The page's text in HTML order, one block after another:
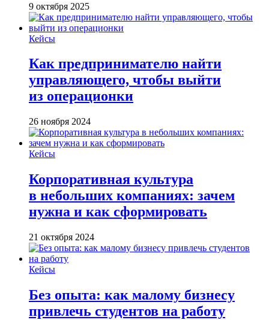
9 октября 2025
Кейсы
Как предпринимателю найти
управляющего, чтобы выйти
из операционки
26 ноября 2024
Кейсы
Корпоративная культура
в небольших компаниях: зачем
нужна и как сформировать
21 октября 2024
Кейсы
Без опыта: как малому бизнесу
привлечь студентов на работу